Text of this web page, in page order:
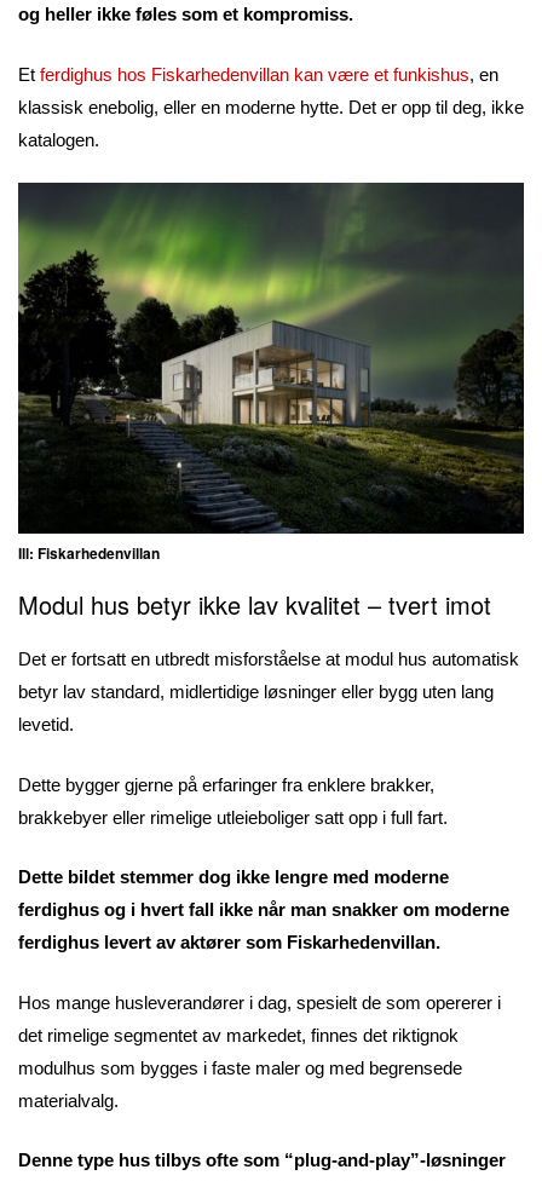
og heller ikke føles som et kompromiss.
Et ferdighus hos Fiskarhedenvillan kan være et funkishus, en
klassisk enebolig, eller en moderne hytte. Det er opp til deg, ikke
katalogen.
Ill: Fiskarhedenvillan
Modul hus betyr ikke lav kvalitet – tvert imot
Det er fortsatt en utbredt misforståelse at modul hus automatisk
betyr lav standard, midlertidige løsninger eller bygg uten lang
levetid.
Dette bygger gjerne på erfaringer fra enklere brakker,
brakkebyer eller rimelige utleieboliger satt opp i full fart.
Dette bildet stemmer dog ikke lengre med moderne
ferdighus og i hvert fall ikke når man snakker om moderne
ferdighus levert av aktører som Fiskarhedenvillan.
Hos mange husleverandører i dag, spesielt de som opererer i
det rimelige segmentet av markedet, finnes det riktignok
modulhus som bygges i faste maler og med begrensede
materialvalg.
Denne type hus tilbys ofte som “plug-and-play”-løsninger